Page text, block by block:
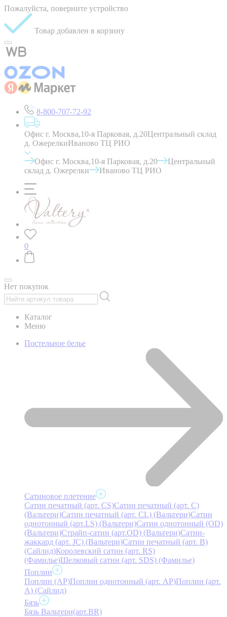
Пожалуйста, поверните устройство
Товар добавлен в корзину
8-800-707-72-92
Офис г. Москва,10-я Парковая, д.20Центральный склад
д. ОжерелкиИваново ТЦ РИО
Офис г. Москва,10-я Парковая, д.20
Центральный
склад д. Ожерелки
Иваново ТЦ РИО
0
Нет покупок
Каталог
Меню
Постельное белье
Сатиновое плетение
Сатин печатный (арт. СS)Сатин печатный (арт. С)
(Вальтери)Сатин печатный (арт. СL) (Вальтери)Сатин
однотонный (арт.LS) (Вальтери)Сатин однотонный (OD)
(Вальтери)Страйп-сатин (арт.OD) (Вальтери)Сатин-
жаккард (арт. JC) (Вальтери)Сатин печатный (арт. В)
(Сайлид)Королевский сатин (арт. RS)
(Фамилье)Шелковый сатин (арт. SDS) (Фамилье)
Поплин
Поплин (AP)Поплин однотонный (арт. AP)Поплин (арт.
А) (Сайлид)
Бязь
Бязь Вальтери(арт.BR)